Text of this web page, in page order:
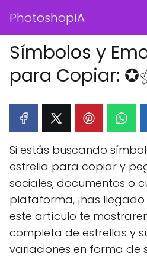
PhotoshopIA
Símbolos y
para Copiar:
Si estás buscando
estrella para copiar y
sociales, documentos o
plataforma, ¡has
este artículo te
completa de estrellas y
variaciones en forma de